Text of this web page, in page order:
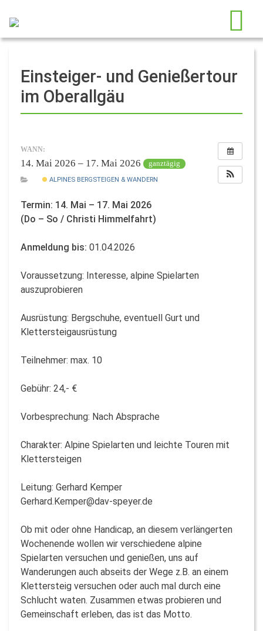
Einsteiger- und Genießertour
im Oberallgäu
WANN:
14. Mai 2026 – 17. Mai 2026 ganztägig
ALPINES BERGSTEIGEN & WANDERN
Termin: 14. Mai – 17. Mai 2026
(Do – So / Christi Himmelfahrt)
Anmeldung bis: 01.04.2026
Voraussetzung: Interesse, alpine Spielarten
auszuprobieren
Ausrüstung: Bergschuhe, eventuell Gurt und
Klettersteigausrüstung
Teilnehmer: max. 10
Gebühr: 24,- €
Vorbesprechung: Nach Absprache
Charakter: Alpine Spielarten und leichte Touren mit
Klettersteigen
Leitung: Gerhard Kemper
Gerhard.Kemper@dav-speyer.de
Ob mit oder ohne Handicap, an diesem verlängerten
Wochenende wollen wir verschiedene alpine
Spielarten versuchen und genießen, uns auf
Wanderungen auch abseits der Wege z.B. an einem
Klettersteig versuchen oder auch mal durch eine
Schlucht waten. Zusammen etwas probieren und
Gemeinschaft erleben, das ist das Motto.